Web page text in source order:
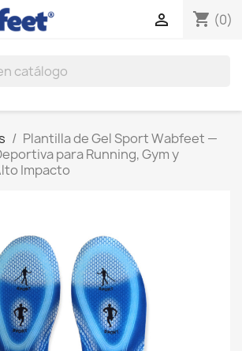
shopping_cart (0)

Plantilla de Gel Sport Wabfeet —
para Running, Gym y
Impacto